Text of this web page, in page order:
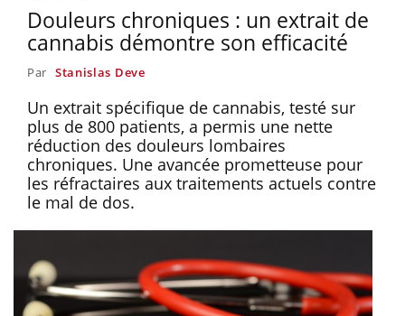
Douleurs chroniques : un extrait de
cannabis démontre son efficacité
Par Stanislas Deve
Un extrait spécifique de cannabis, testé sur
plus de 800 patients, a permis une nette
réduction des douleurs lombaires
chroniques. Une avancée prometteuse pour
les réfractaires aux traitements actuels contre
le mal de dos.